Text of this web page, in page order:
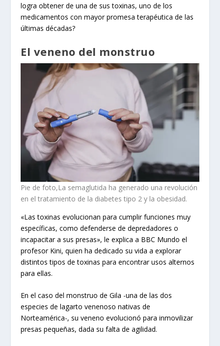
logra obtener de una de sus toxinas, uno de los
medicamentos con mayor promesa terapéutica de las
últimas décadas?
El veneno del monstruo
Pie de foto,La semaglutida ha generado una revolución
en el tratamiento de la diabetes tipo 2 y la obesidad.
«Las toxinas evolucionan para cumplir funciones muy
específicas, como defenderse de depredadores o
incapacitar a sus presas», le explica a BBC Mundo el
profesor Kini, quien ha dedicado su vida a explorar
distintos tipos de toxinas para encontrar usos alternos
para ellas.
En el caso del monstruo de Gila -una de las dos
especies de lagarto venenoso nativas de
Norteamérica-, su veneno evolucionó para inmovilizar
presas pequeñas, dada su falta de agilidad.